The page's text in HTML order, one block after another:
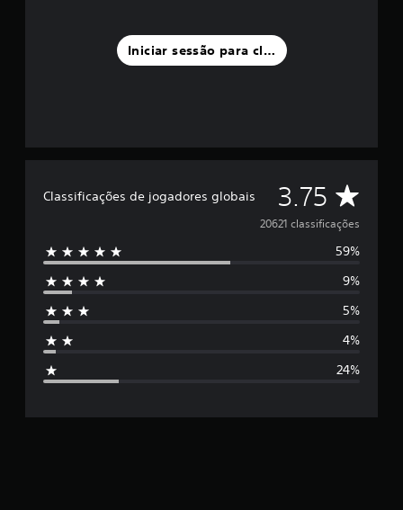
Iniciar sessão para classificar
Classificações de jogadores globais 3.75 C
l
a
i
20621 classificações
59%
9%
5%
4%
24%